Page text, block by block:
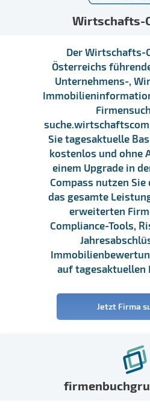
Wirtschafts-
Der Wirtschafts-
Österreichs
Unternehmens-,
Sie tagesaktuelle
kostenlos und ohne
einem Upgrade in
Compass nutzen
das gesamte
erweiterten
Compliance-Tools,
auf tagesaktuellen
Jetzt Firma